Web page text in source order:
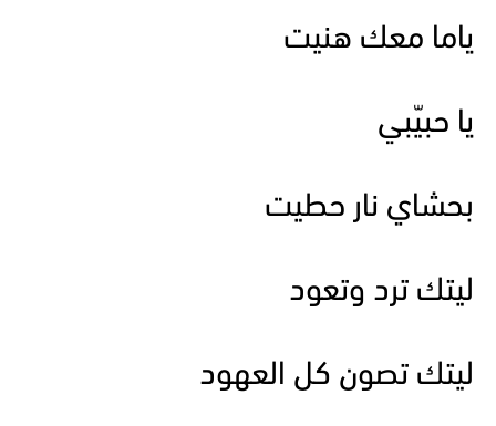
ياما معك هنيت
يا حبيّبي
بحشاي نار حطيت
ليتك ترد وتعود
ليتك تصون كل العهود